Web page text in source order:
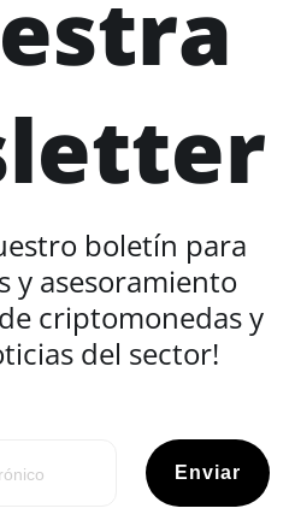
boletín para
y asesoramiento
criptomonedas y
del sector!
Enviar